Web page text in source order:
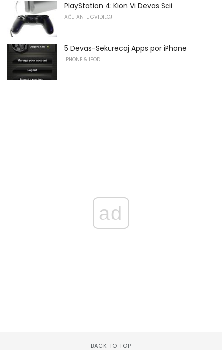
PlayStation 4: Kion Vi Devas Scii
AĈETANTE GVIDILOJ
5 Devas-Sekurecaj Apps por iPhone
IPHONE & IPOD
ad
BACK TO TOP